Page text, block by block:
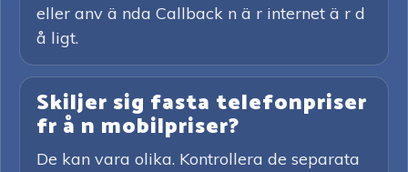
eller anv ä nda Callback n ä r internet ä r d
å ligt.
Skiljer sig fasta telefonpriser
fr å n mobilpriser?
De kan vara olika. Kontrollera de separata